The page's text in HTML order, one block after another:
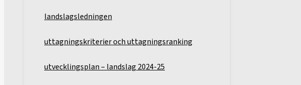
landslagsledningen
uttagningskriterier och uttagningsranking
utvecklingsplan – landslag 2024-25